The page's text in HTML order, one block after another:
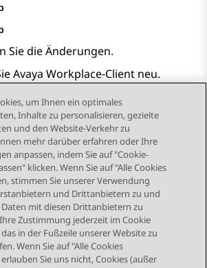
Sie die Änderungen.
Avaya Workplace-Client neu.
Nächstes Thema
um Ihnen ein optimales
Inhalte zu personalisieren, gezielte
und den Website-Verkehr zu
mehr darüber erfahren oder Ihre
anpassen, indem Sie auf "Cookie-
klicken. Wenn Sie auf "Alle Cookies
stimmen Sie unserer Verwendung
und Drittanbietern zu und
Daten mit diesen Drittanbietern zu
Zustimmung jederzeit im Cookie
in der Fußzeile unserer Website zu
Wenn Sie auf "Alle Cookies
Sie uns nicht, Cookies (außer